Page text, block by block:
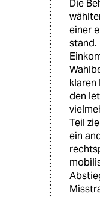
Die
einer
stand.
klaren
den
Teil
ein